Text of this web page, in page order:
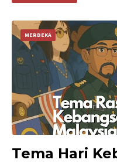
MERDEKA
Tema Hari